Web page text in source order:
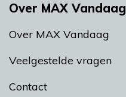
Over MAX Vandaag
Over MAX Vandaag
Veelgestelde vragen
Contact